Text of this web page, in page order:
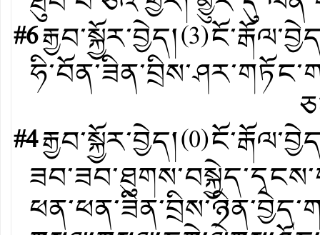
#6རྒྱབ་སྐྱོར་བྱེད།(3)
#4རྒྱབ་སྐྱོར་བྱེད།(0)